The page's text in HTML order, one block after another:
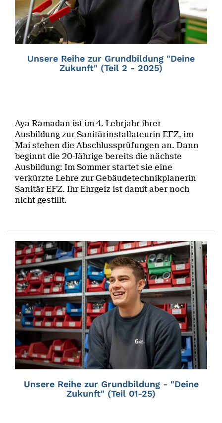
Unsere Reihe zur Grundbildung "Deine
Zukunft" (Teil 2 - 2025)
Aya Ramadan ist im 4. Lehrjahr ihrer
Ausbildung zur Sanitärinstallateurin EFZ, im
Mai stehen die Abschlussprüfungen an. Dann
beginnt die 20-Jährige bereits die nächste
Ausbildung: Im Sommer startet sie eine
verkürzte Lehre zur Gebäudetechnikplanerin
Sanitär EFZ. Ihr Ehrgeiz ist damit aber noch
nicht gestillt.
Unsere Reihe zur Grundbildung - "Deine
Zukunft" (Teil 01-25)